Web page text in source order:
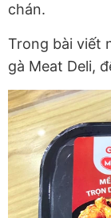
chán.
Trong bài viết
gà Meat Deli,